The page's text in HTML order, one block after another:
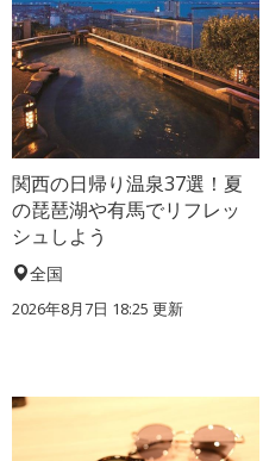
関西の日帰り温泉37選！夏
の琵琶湖や有馬でリフレッ
シュしよう
全国
2026年8月7日 18:25 更新